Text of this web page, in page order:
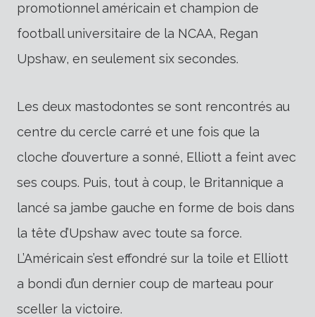
promotionnel américain et champion de
football universitaire de la NCAA, Regan
Upshaw, en seulement six secondes.
Les deux mastodontes se sont rencontrés au
centre du cercle carré et une fois que la
cloche d’ouverture a sonné, Elliott a feint avec
ses coups. Puis, tout à coup, le Britannique a
lancé sa jambe gauche en forme de bois dans
la tête d’Upshaw avec toute sa force.
L’Américain s’est effondré sur la toile et Elliott
a bondi d’un dernier coup de marteau pour
sceller la victoire.